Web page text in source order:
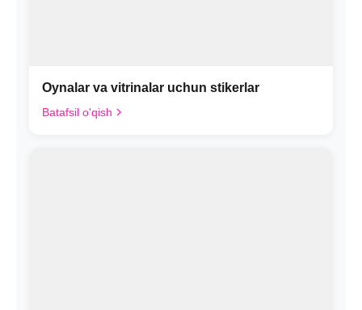
Oynalar va vitrinalar uchun stikerlar
Batafsil o'qish